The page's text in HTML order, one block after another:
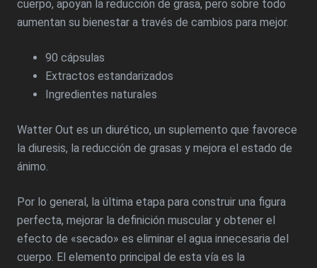
cuerpo, apoyan la reducción de grasa, pero sobre todo
aumentan su bienestar a través de cambios para mejor.
90 cápsulas
Extractos estandarizados
Ingredientes naturales
Watter Out es un diurético, un suplemento que favorece
la diuresis, la reducción de grasas y mejora el estado de
ánimo.
Por lo general, la última etapa para construir una figura
perfecta, mejorar la definición muscular y obtener el
efecto de «secado» es eliminar el agua innecesaria del
cuerpo. El elemento principal de esta vía es la